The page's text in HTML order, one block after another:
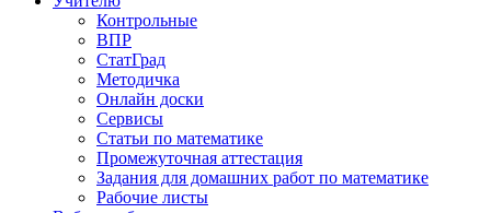
Контрольные
ВПР
СтатГрад
Методичка
Онлайн доски
Сервисы
Статьи по математике
Промежуточная аттестация
Задания для домашних работ по математике
Рабочие листы